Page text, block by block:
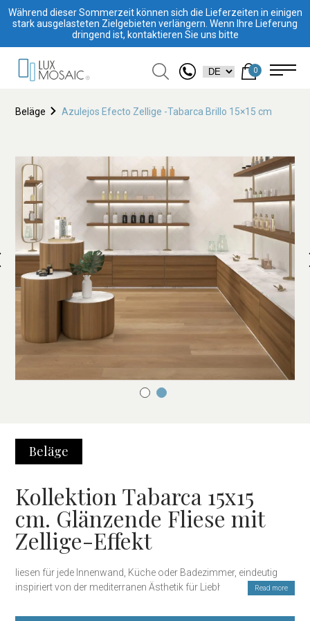
Während dieser Sommerzeit können sich die Lieferzeiten in einigen
stark ausgelasteten Zielgebieten verlängern. Wenn Ihre Lieferung
dringend ist, kontaktieren Sie uns bitte
0
Beläge Azulejos Efecto Zellige -Tabarca Brillo 15×15 cm
Beläge
Kollektion Tabarca 15x15
cm. Glänzende Fliese mit
Zellige-Effekt
liesen für jede Innenwand, Küche oder Badezimmer, eindeutig
inspiriert von der mediterranen Ästhetik für Liebhaber von
Keramikverkleidungen besteht aus 9 verschiedenen Stücken in
Read more